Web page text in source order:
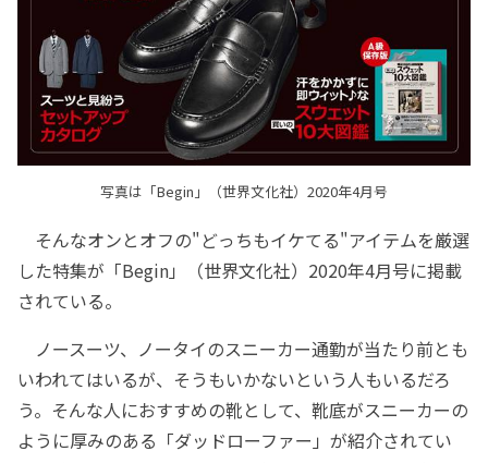
写真は「Begin」（世界文化社）2020年4月号
そんなオンとオフの"どっちもイケてる"アイテムを厳選
した特集が「Begin」（世界文化社）2020年4月号に掲載
されている。
ノースーツ、ノータイのスニーカー通勤が当たり前とも
いわれてはいるが、そうもいかないという人もいるだろ
う。そんな人におすすめの靴として、靴底がスニーカーの
ように厚みのある「ダッドローファー」が紹介されてい